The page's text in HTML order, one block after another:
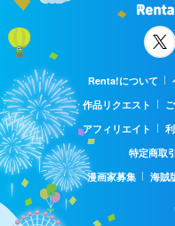
Renta!について
作品リクエスト
アフィリエイト
特定商取
漫画家募集
海賊